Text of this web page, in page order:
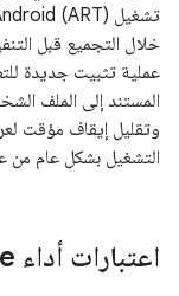
عملية تثبيت جديدة
وتقليل إيقاف مؤقت
التشغيل بشكل عام من
اعتبارات أداء Compose